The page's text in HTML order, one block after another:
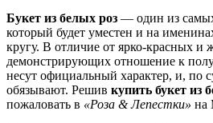
Букет из белых роз — один из
который будет уместен и на
кругу. В отличие от ярко-красных и
демонстрирующих отношение к
несут официальный характер, и, по
обязывают. Решив купить букет из
пожаловать в «Роза & Лепестки» на